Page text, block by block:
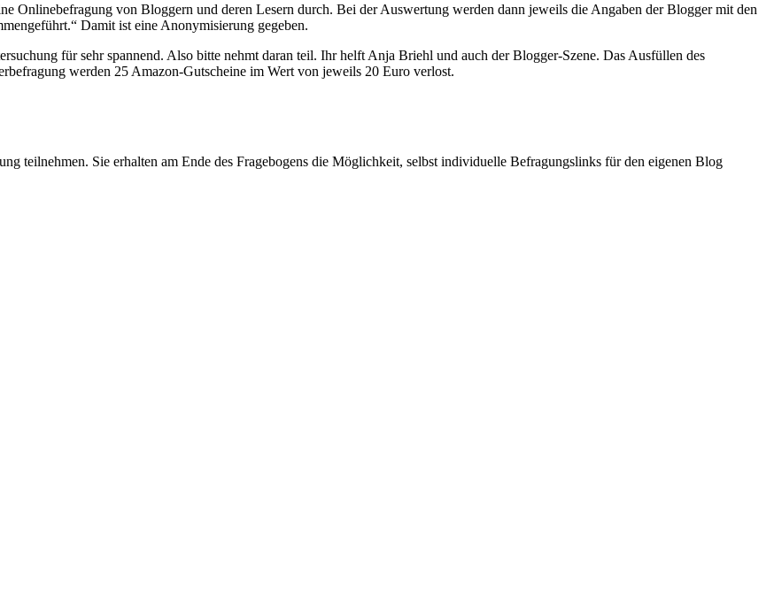
Onlinebefragung von Bloggern und deren Lesern durch. Bei der Auswertung werden dann jeweils die Angaben der Blogger mit den
Damit ist eine Anonymisierung gegeben.
für sehr spannend. Also bitte nehmt daran teil. Ihr helft Anja Briehl und auch der Blogger-Szene. Das Ausfüllen des
werden 25 Amazon-Gutscheine im Wert von jeweils 20 Euro verlost.
teilnehmen. Sie erhalten am Ende des Fragebogens die Möglichkeit, selbst individuelle Befragungslinks für den eigenen Blog